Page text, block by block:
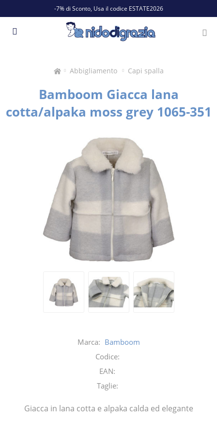
-7% di Sconto, Usa il codice ESTATE2026
Abbigliamento Capi spalla
Bamboom Giacca lana
cotta/alpaka moss grey 1065-351
Marca: Bamboom
Codice:
EAN:
Taglie:
Giacca in lana cotta e alpaka calda ed elegante